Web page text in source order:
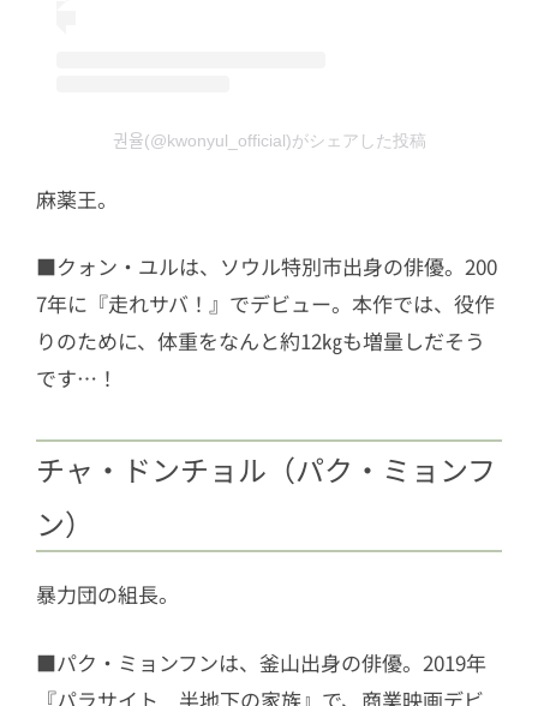
권율(@kwonyul_official)がシェアした投稿
麻薬王。
■クォン・ユルは、ソウル特別市出身の俳優。200
7年に『走れサバ！』でデビュー。本作では、役作
りのために、体重をなんと約12㎏も増量しだそう
です…！
チャ・ドンチョル（パク・ミョンフ
ン）
暴力団の組長。
■パク・ミョンフンは、釜山出身の俳優。2019年
『パラサイト 半地下の家族』で、商業映画デビ